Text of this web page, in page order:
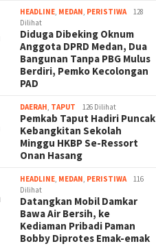
HEADLINE, MEDAN, PERISTIWA
128
Dilihat
Diduga Dibeking Oknum
Anggota DPRD Medan, Dua
Bangunan Tanpa PBG Mulus
Berdiri, Pemko Kecolongan
PAD
DAERAH, TAPUT 126 Dilihat
Pemkab Taput Hadiri Puncak
Kebangkitan Sekolah
Minggu HKBP Se-Ressort
Onan Hasang
HEADLINE, MEDAN, PERISTIWA
116
Dilihat
Datangkan Mobil Damkar
Bawa Air Bersih, ke
Kediaman Pribadi Paman
Bobby Diprotes Emak-emak